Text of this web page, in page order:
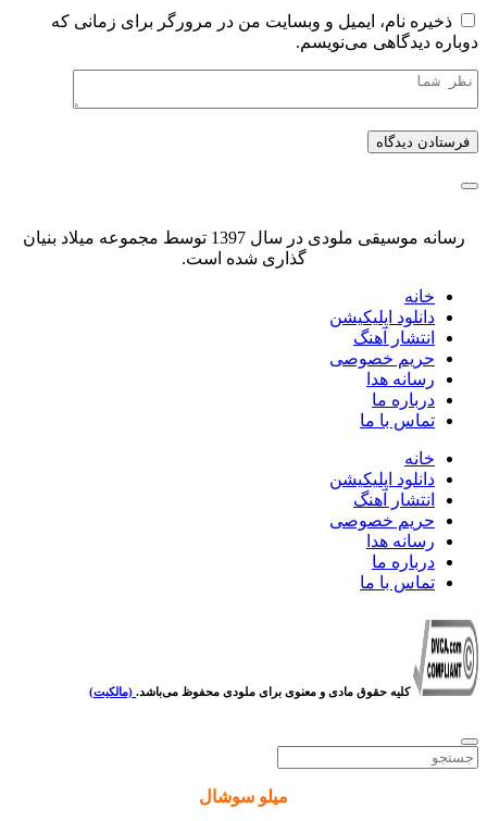
ذخیره نام، ایمیل و وبسایت من در مرورگر برای زمانی که
دوباره دیدگاهی می‌نویسم.
رسانه موسیقی ملودی در سال 1397 توسط مجموعه میلاد بنیان
گذاری شده است.
خانه
دانلود اپلیکیشن
انتشار آهنگ
حریم خصوصی
رسانه هدا
درباره ما
تماس با ما
خانه
دانلود اپلیکیشن
انتشار آهنگ
حریم خصوصی
رسانه هدا
درباره ما
تماس با ما
کلیه حقوق مادی و معنوی برای ملودی محفوظ می‌باشد. (مالکیت)
میلو سوشال